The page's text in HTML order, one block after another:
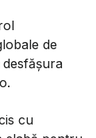
de
cu